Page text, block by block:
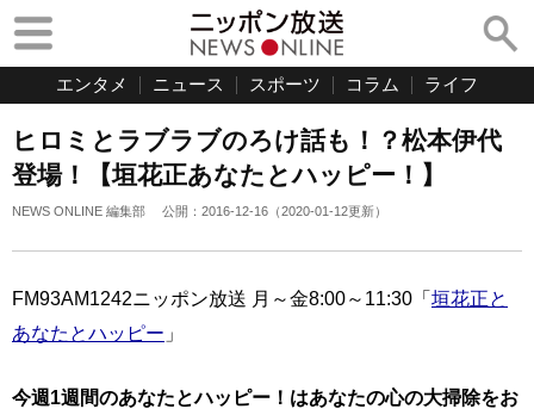
エンタメ ニュース スポーツ コラム ライフ
ヒロミとラブラブのろけ話も！？松本伊代
登場！【垣花正あなたとハッピー！】
NEWS ONLINE 編集部 公開： 2016-12-16 （2020-01-12更新）
FM93AM1242ニッポン放送 月～金8:00～11:30「垣花正と
あなたとハッピー 」
今週1週間のあなたとハッピー！はあなたの心の大掃除をお